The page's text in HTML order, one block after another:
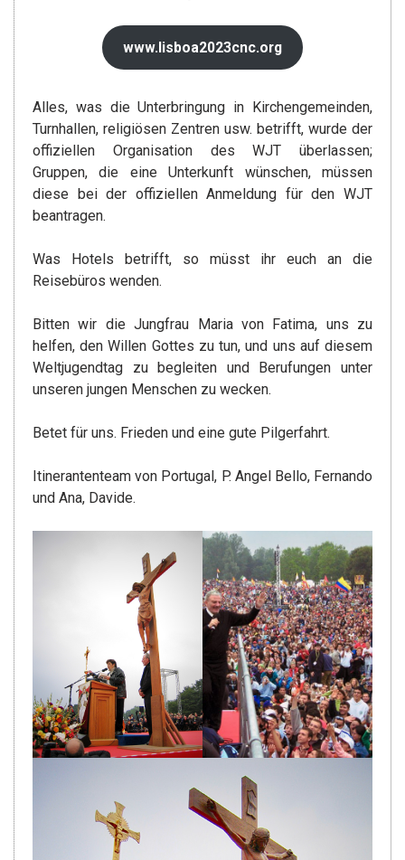
www.lisboa2023cnc.org
Alles, was die Unterbringung in Kirchengemeinden,
Turnhallen, religiösen Zentren usw. betrifft, wurde der
offiziellen Organisation des WJT überlassen;
Gruppen, die eine Unterkunft wünschen, müssen
diese bei der offiziellen Anmeldung für den WJT
beantragen.
Was Hotels betrifft, so müsst ihr euch an die
Reisebüros wenden.
Bitten wir die Jungfrau Maria von Fatima, uns zu
helfen, den Willen Gottes zu tun, und uns auf diesem
Weltjugendtag zu begleiten und Berufungen unter
unseren jungen Menschen zu wecken.
Betet für uns. Frieden und eine gute Pilgerfahrt.
Itinerantenteam von Portugal, P. Angel Bello, Fernando
und Ana, Davide.